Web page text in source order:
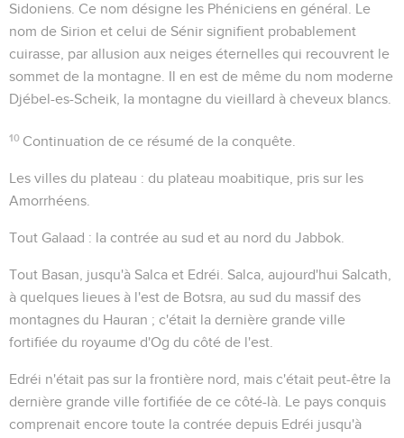
Sidoniens . Ce nom désigne les Phéniciens en général. Le
nom de Sirion et celui de Sénir signifient probablement
cuirasse , par allusion aux neiges éternelles qui recouvrent le
sommet de la montagne. Il en est de même du nom moderne
Djébel-es-Scheik , la montagne du vieillard à cheveux blancs.
10 Continuation de ce résumé de la conquête.
Les villes du plateau : du plateau moabitique, pris sur les
Amorrhéens.
Tout Galaad : la contrée au sud et au nord du Jabbok.
Tout Basan, jusqu'à Salca et Edréi . Salca, aujourd'hui Salcath,
à quelques lieues à l'est de Botsra, au sud du massif des
montagnes du Hauran ; c'était la dernière grande ville
fortifiée du royaume d'Og du côté de l'est.
Edréi n'était pas sur la frontière nord, mais c'était peut-être la
dernière grande ville fortifiée de ce côté-là. Le pays conquis
comprenait encore toute la contrée depuis Edréi jusqu'à